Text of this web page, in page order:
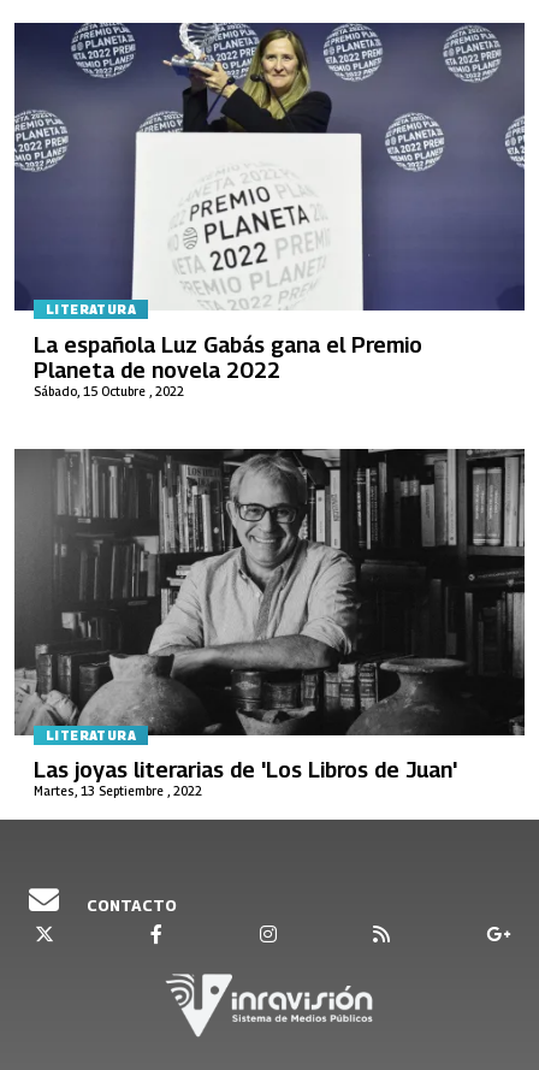
LITERATURA
Sábado, 15 Octubre , 2022
La española Luz Gabás gana el Premio
Planeta de novela 2022
LITERATURA
Martes, 13 Septiembre , 2022
Las joyas literarias de 'Los Libros de Juan'
CONTACTO